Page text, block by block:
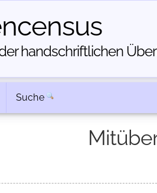
handschriftlichen
Suche